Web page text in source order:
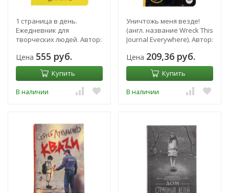
1 страница в день.
Ежедневник для
творческих людей. Автор:
Цена 555 руб.
Купить
В наличии
Уничтожь меня везде!
(англ. название Wreck This
Journal Everywhere). Автор:
Цена 209,36 руб.
Купить
В наличии